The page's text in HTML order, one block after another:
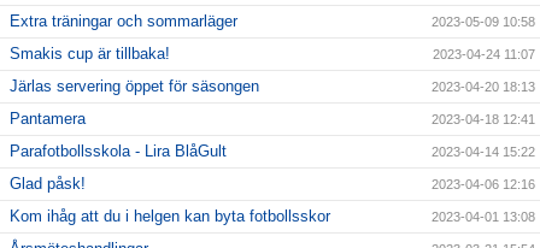
Extra träningar och sommarläger 2023-05-09 10:58
Smakis cup är tillbaka! 2023-04-24 11:07
Järlas servering öppet för säsongen 2023-04-20 18:13
Pantamera 2023-04-18 12:41
Parafotbollsskola - Lira BlåGult 2023-04-14 15:22
Glad påsk! 2023-04-06 12:16
Kom ihåg att du i helgen kan byta fotbollsskor 2023-04-01 13:08